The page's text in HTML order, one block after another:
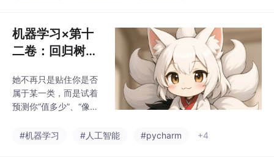
步误差叠加构建更精准
的模型。XGBoost 进一
步优化这一流程，引入
使她贴贴时更平稳、不
盲目。她开始意识到，
改得对，比改得快，更
机器学习×第十
二卷：回归树与
剪去多余的分
支，只保留想靠
她不再只是贴住你是否
属于某一类，而是试着
预测你“值多少”、“像多
建起第一棵回归树开
#机器学习 #人工智能 #pycharm +4